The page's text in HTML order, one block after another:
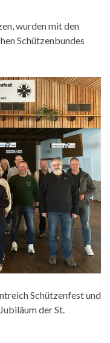
wurden mit den
Schützenbundes
Schützenfest und
der St.